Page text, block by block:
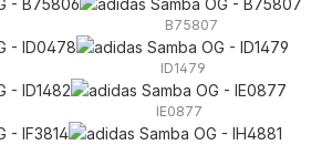
B75807
ID1479
IE0877